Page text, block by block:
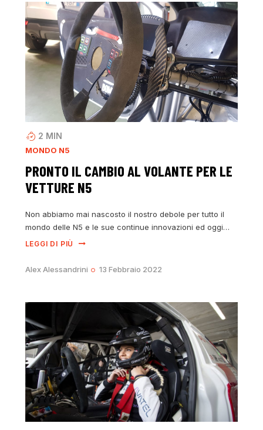
2 MIN
MONDO N5
PRONTO IL CAMBIO AL VOLANTE PER LE
VETTURE N5
Non abbiamo mai nascosto il nostro debole per tutto il
mondo delle N5 e le sue continue innovazioni ed oggi…
LEGGI DI PIÙ
Alex Alessandrini 13 Febbraio 2022